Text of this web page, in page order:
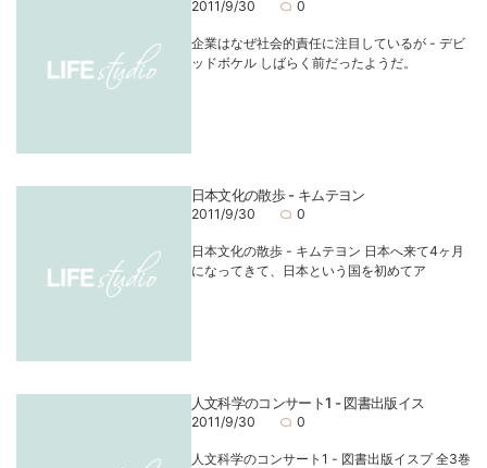
2011/9/30 0
企業はなぜ社会的責任に注目しているが - デビ
ッドボケル しばらく前だったようだ。
日本文化の散歩 - キムテヨン
2011/9/30 0
日本文化の散歩 - キムテヨン 日本へ来て4ヶ月
になってきて、日本という国を初めてア
人文科学のコンサート1 - 図書出版イス
2011/9/30 0
人文科学のコンサート1 - 図書出版イスプ 全3巻